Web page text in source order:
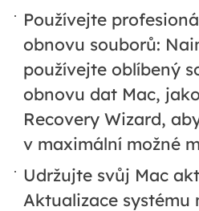
Používejte
obnovu souborů:
používejte oblíbený
obnovu dat Mac,
Recovery Wizard,
v maximální možné
Udržujte svůj Mac
Aktualizace systému